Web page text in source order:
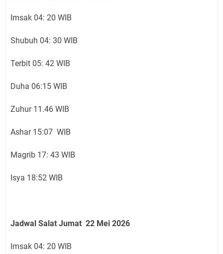
Imsak 04: 20 WIB
Shubuh 04: 30 WIB
Terbit 05: 42 WIB
Duha 06:15 WIB
Zuhur 11.46 WIB
Ashar 15:07 WIB
Magrib 17: 43 WIB
Isya 18:52 WIB
Jadwal Salat Jumat 22 Mei 2026
Imsak 04: 20 WIB